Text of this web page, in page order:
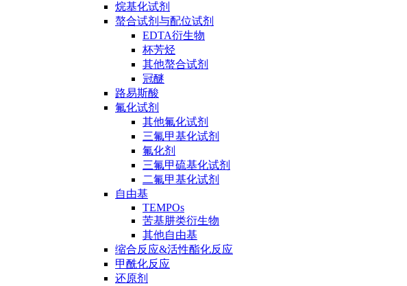
烷基化试剂
螯合试剂与配位试剂
EDTA衍生物
杯芳烃
其他螯合试剂
冠醚
路易斯酸
氟化试剂
其他氟化试剂
三氟甲基化试剂
氟化剂
三氟甲硫基化试剂
二氟甲基化试剂
自由基
TEMPOs
苦基肼类衍生物
其他自由基
缩合反应&活性酯化反应
甲酰化反应
还原剂